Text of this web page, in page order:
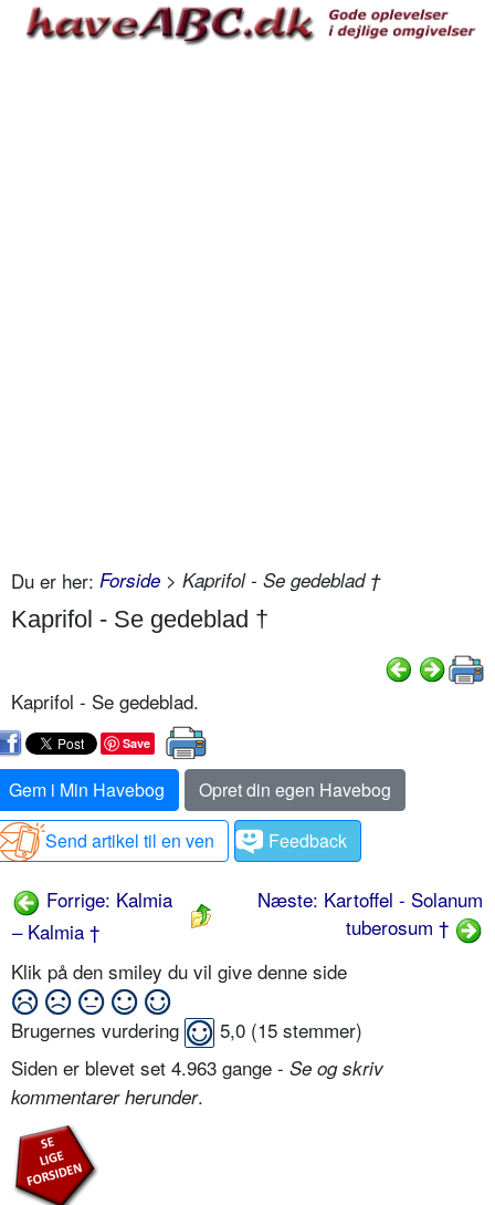
Du er her: Forside > Kaprifol - Se gedeblad †
Kaprifol - Se gedeblad †
Kaprifol - Se gedeblad.
Save
Gem i Min Havebog
Opret din egen Havebog
Send artikel til en ven
Feedback
Forrige: Kalmia
– Kalmia †
Næste: Kartoffel - Solanum
tuberosum †
Klik på den smiley du vil give denne side
Brugernes vurdering 5,0 (15 stemmer)
Siden er blevet set 4.963 gange - Se og skriv
kommentarer herunder.